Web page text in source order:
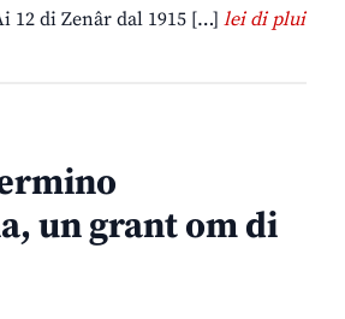
12 di Zenâr dal 1915 […] lei di plui
un grant om di